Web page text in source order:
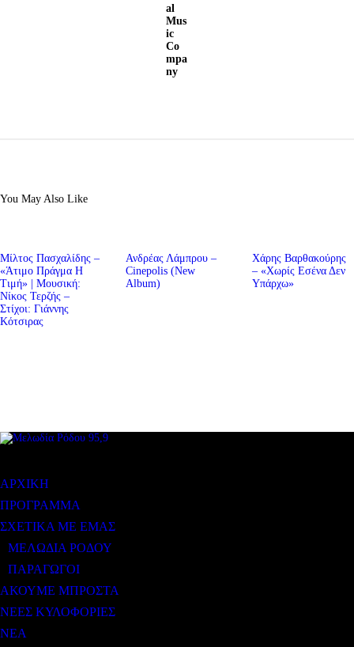
al
Mus
ic
Co
mpa
ny
You May Also Like
Μίλτος Πασχαλίδης –
«Άτιμο Πράγμα Η
Τιμή» | Μουσική:
Νίκος Τερζής –
Στίχοι: Γιάννης
Κότσιρας
Ανδρέας Λάμπρου –
Cinepolis (New
Album)
Χάρης Βαρθακούρης
– «Χωρίς Εσένα Δεν
Υπάρχω»
ΜΕΝΟΥ
ΑΡΧΙΚΗ
ΠΡΟΓΡΑΜΜΑ
ΣΧΕΤΙΚΑ ΜΕ ΕΜΑΣ
ΜΕΛΩΔΙΑ ΡΟΔΟΥ
ΠΑΡΑΓΩΓΟΙ
ΑΚΟΥΜΕ ΜΠΡΟΣΤΑ
ΝΕΕΣ ΚΥΛΟΦΟΡΙΕΣ
ΝΕΑ